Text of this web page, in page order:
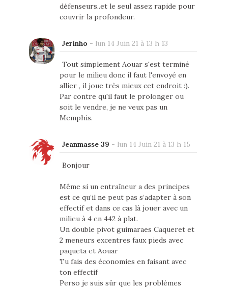
défenseurs..et le seul assez rapide pour
couvrir la profondeur.
Jerinho - lun 14 Juin 21 à 13 h 13
Tout simplement Aouar s'est terminé
pour le milieu donc il faut l'envoyé en
allier , il joue très mieux cet endroit :).
Par contre qu'il faut le prolonger ou
soit le vendre, je ne veux pas un
Memphis.
Jeanmasse 39 - lun 14 Juin 21 à 13 h 15
Bonjour
Même si un entraîneur a des principes
est ce qu’il ne peut pas s’adapter à son
effectif et dans ce cas là jouer avec un
milieu à 4 en 442 à plat.
Un double pivot guimaraes Caqueret et
2 meneurs excentres faux pieds avec
paqueta et Aouar
Tu fais des économies en faisant avec
ton effectif
Perso je suis sûr que les problèmes